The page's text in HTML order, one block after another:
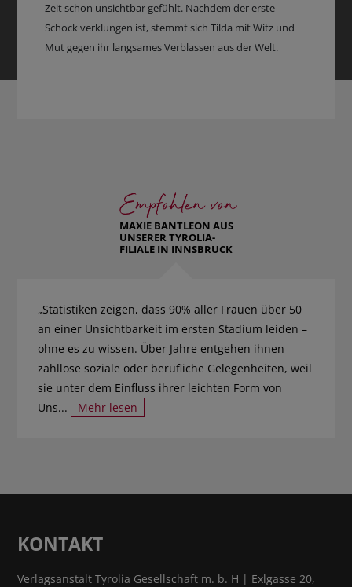
Zeit schon unsichtbar gefühlt. Nachdem der erste
Schock verklungen ist, stemmt sich Tilda mit Witz und
Mut gegen ihr langsames Verblassen aus der Welt.
MAXIE BANTLEON AUS
UNSERER TYROLIA-
FILIALE IN INNSBRUCK
„Statistiken zeigen, dass 90% aller Frauen über 50
an einer Unsichtbarkeit im ersten Stadium leiden –
ohne es zu wissen. Über Jahre entgehen ihnen
zahllose soziale oder berufliche Gelegenheiten, weil
sie unter dem Einfluss ihrer leichten Form von
Uns...
Mehr lesen
KONTAKT
Verlagsanstalt Tyrolia Gesellschaft m. b. H | Exlgasse 20,